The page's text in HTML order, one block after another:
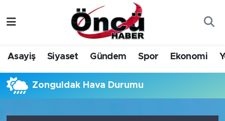
Asayiş Siyaset Gündem Spor Ekonomi
Zonguldak Hava Durumu
Gündem
Sağlık & Çevre
Spor
Düzce Nöbetçi Eczaneler
Düzce Hava Durumu
Düzce Namaz Vakitleri
Düzce Trafik Yoğunluk Haritası